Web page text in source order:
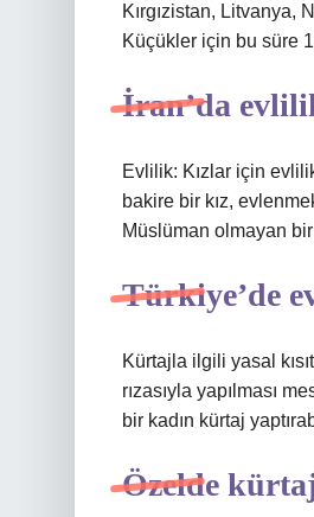
Kırgızistan, Litvanya,
Küçükler için bu süre
İran’da
Evlilik: Kızlar için
bakire bir kız,
Müslüman olmayan
Türkiye’de
Kürtajla ilgili yasal
rızasıyla yapılması
bir kadın kürtaj
Özelde